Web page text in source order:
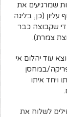
2-3 ניצחונות שמרגיעים את
(כן, בליגה
שקבוצה כבר
צמרת).
עוד יהלום אי
במחסן
ויחד איתו
לשלוח את